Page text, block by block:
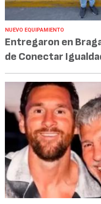
NUEVO EQUIPAMIENTO
Entregaron en
de Conectar